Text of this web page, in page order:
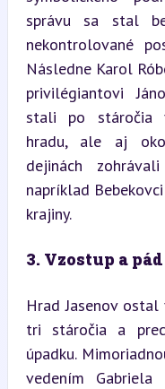
správu sa stal
nekontrolované
Následne Karol
privilégiantovi
stali po stáročia
hradu, ale aj
dejinách
napríklad
krajiny.
3. Vzostup a
Hrad Jasenov
tri stáročia a
úpadku.
vedením